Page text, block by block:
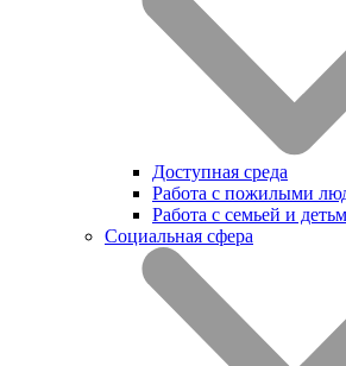
Доступная среда
Работа с пожилыми
Работа с семьей и
Социальная сфера